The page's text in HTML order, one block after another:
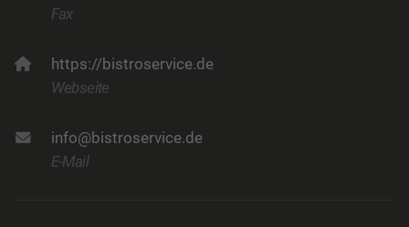
Fax
https://bistroservice.de
Webseite
info@bistroservice.de
E-Mail